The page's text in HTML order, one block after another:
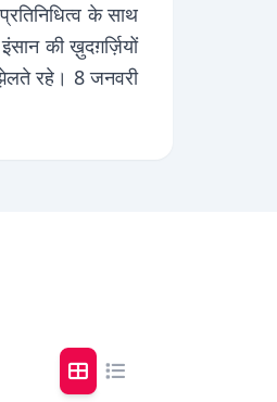
के साथ
की ख़ुदग़र्ज़ियों
रहे। 8 जनवरी